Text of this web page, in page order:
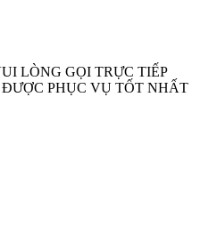
LÒNG GỌI TRỰC TIẾP
PHỤC VỤ TỐT NHẤT